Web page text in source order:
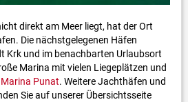
direkt am Meer liegt, hat der Ort
Die nächstgelegenen Häfen
Krk und im benachbarten Urlaubsort
Marina mit vielen Liegeplätzen und
Marina Punat. Weitere Jachthäfen und
Sie auf unserer Übersichtsseite